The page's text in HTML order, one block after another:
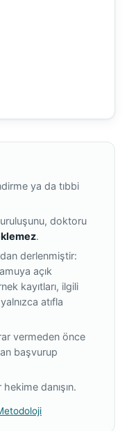
ya da tıbbi
doktoru
.
derlenmiştir:
açık
kayıtları, ilgili
atıfla
vermeden önce
başvurup
danışın.